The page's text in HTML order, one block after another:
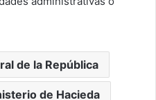
de la República
de Hacieda